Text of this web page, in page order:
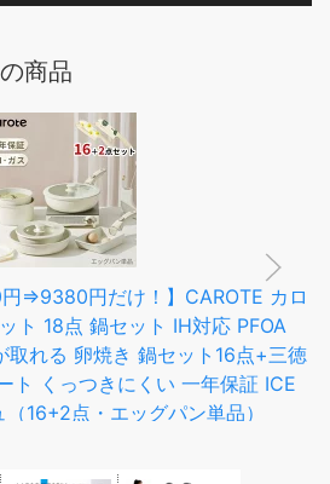
商品
⇒9380円だけ！】CAROTE カロ
ト 18点 鍋セット IH対応 PFOA
取れる 卵焼き 鍋セット16点+三徳
ト くっつきにくい 一年保証 ICE
16+2点・エッグパン単品）